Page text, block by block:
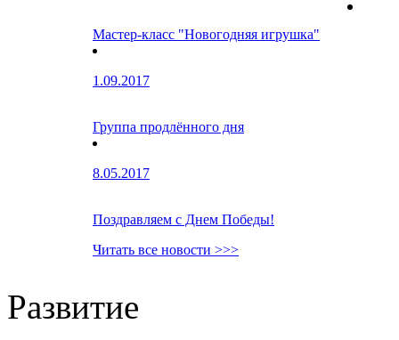
Мастер-класс "Новогодняя игрушка"
1.09.2017
Группа продлённого дня
8.05.2017
Поздравляем с Днем Победы!
Читать все новости >>>
Развитие